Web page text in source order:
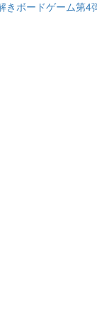
きボードゲーム第4